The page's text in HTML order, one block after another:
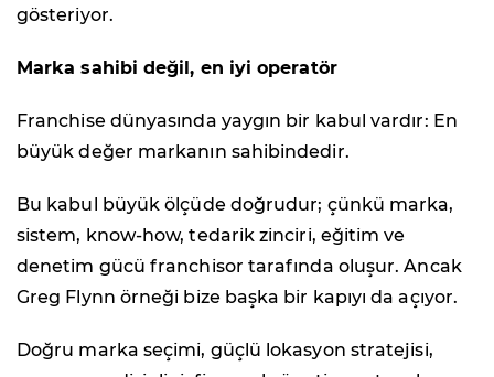
gösteriyor.
Marka sahibi değil, en iyi operatör
Franchise dünyasında yaygın bir kabul vardır: En
büyük değer markanın sahibindedir.
Bu kabul büyük ölçüde doğrudur; çünkü marka,
sistem, know-how, tedarik zinciri, eğitim ve
denetim gücü franchisor tarafında oluşur. Ancak
Greg Flynn örneği bize başka bir kapıyı da açıyor.
Doğru marka seçimi, güçlü lokasyon stratejisi,